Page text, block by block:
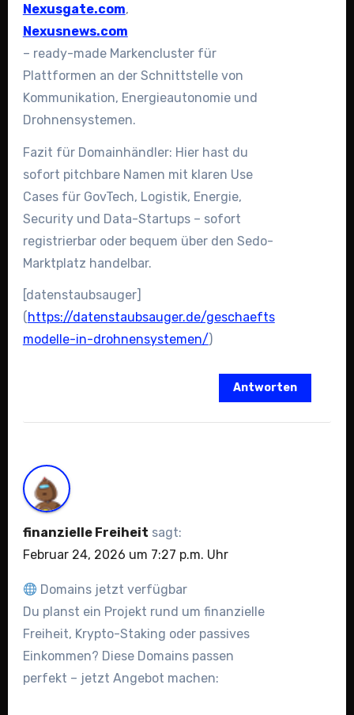
Nexusgate.com,
Nexusnews.com
– ready-made Markencluster für
Plattformen an der Schnittstelle von
Kommunikation, Energieautonomie und
Drohnensystemen.
Fazit für Domainhändler: Hier hast du
sofort pitchbare Namen mit klaren Use
Cases für GovTech, Logistik, Energie,
Security und Data-Startups – sofort
registrierbar oder bequem über den Sedo-
Marktplatz handelbar.
[datenstaubsauger]
( https://datenstaubsauger.de/geschaefts
modelle-in-drohnensystemen/)
Antworten
finanzielle Freiheit sagt:
Februar 24, 2026 um 7:27 p.m. Uhr
Domains jetzt verfügbar
Du planst ein Projekt rund um finanzielle
Freiheit, Krypto-Staking oder passives
Einkommen? Diese Domains passen
perfekt – jetzt Angebot machen: